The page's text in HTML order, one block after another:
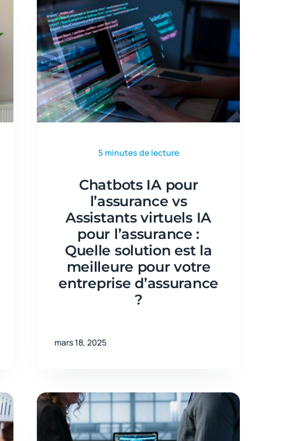
5 minutes de lecture
Chatbots IA pour
l’assurance vs
Assistants virtuels IA
pour l’assurance :
Quelle solution est la
meilleure pour votre
entreprise d’assurance
?
mars 18, 2025